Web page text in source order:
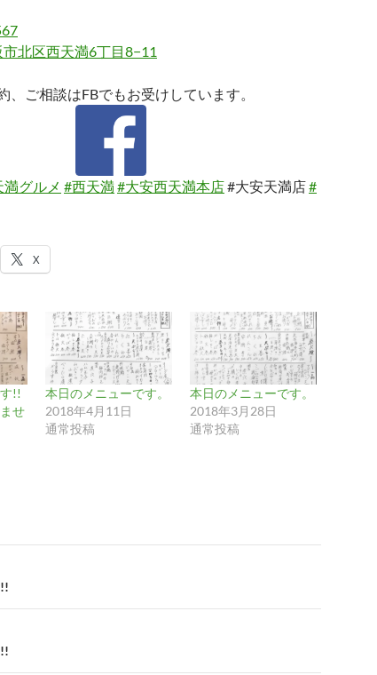
北区西天満6丁目8−11
、ご相談はFBでもお受けしています。
満グルメ #西天満#大安西天満本店#大安天満店#
X
!!
せ
本日のメニューです。
2018年4月11日
通常投稿
本日のメニューです。
2018年3月28日
通常投稿